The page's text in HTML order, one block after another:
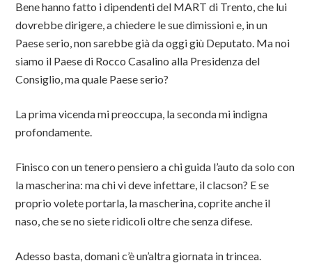
Bene hanno fatto i dipendenti del MART di Trento, che lui
dovrebbe dirigere, a chiedere le sue dimissioni e, in un
Paese serio, non sarebbe già da oggi giù Deputato. Ma noi
siamo il Paese di Rocco Casalino alla Presidenza del
Consiglio, ma quale Paese serio?
La prima vicenda mi preoccupa, la seconda mi indigna
profondamente.
Finisco con un tenero pensiero a chi guida l’auto da solo con
la mascherina: ma chi vi deve infettare, il clacson? E se
proprio volete portarla, la mascherina, coprite anche il
naso, che se no siete ridicoli oltre che senza difese.
Adesso basta, domani c’è un’altra giornata in trincea.